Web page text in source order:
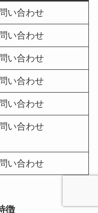
い合わせ
い合わせ
い合わせ
い合わせ
い合わせ
い合わせ
い合わせ
徴